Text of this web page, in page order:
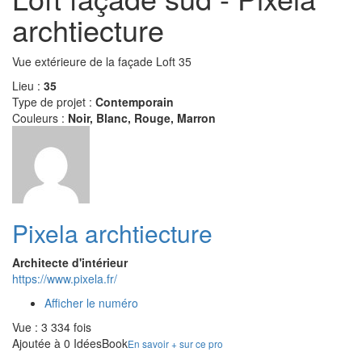
archtiecture
Vue extérieure de la façade Loft 35
Lieu : 35
Type de projet : Contemporain
Couleurs : Noir, Blanc, Rouge, Marron
Pixela archtiecture
Architecte d'intérieur
https://www.pixela.fr/
Afficher le numéro
Vue : 3 334 fois
Ajoutée à 0 IdéesBookEn savoir + sur ce pro